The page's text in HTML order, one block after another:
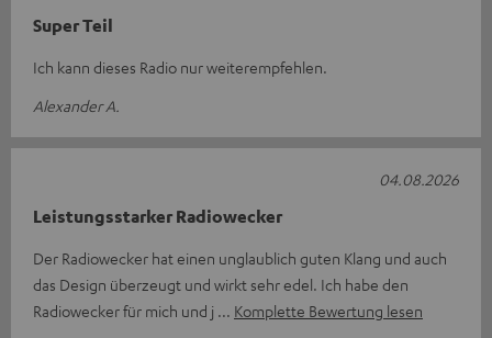
Super Teil
Ich kann dieses Radio nur weiterempfehlen.
Alexander A.
Leistungsstarker Radiowecker
Der Radiowecker hat einen unglaublich guten Klang und auch
das Design überzeugt und wirkt sehr edel. Ich habe den
Radiowecker für mich und j
Komplette Bewertung lesen
04.08.2026